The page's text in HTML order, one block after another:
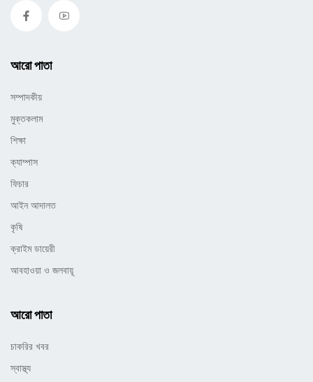
আরো পাতা
সম্পাদকীয়
মুক্তকলাম
শিক্ষা
ক্যাম্পাস
ফিচার
আইন আদালত
কৃষি
ক্রাইম ডায়েরী
আবহাওয়া ও জলবায়ূ
আরো পাতা
চাকরির খবর
স্বাস্থ্য